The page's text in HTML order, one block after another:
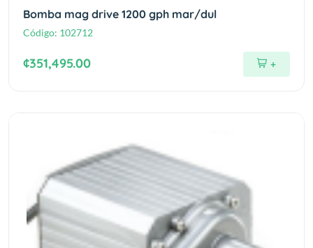
Bomba mag drive 1200 gph mar/dul
Código: 102712
¢351,495.00 +